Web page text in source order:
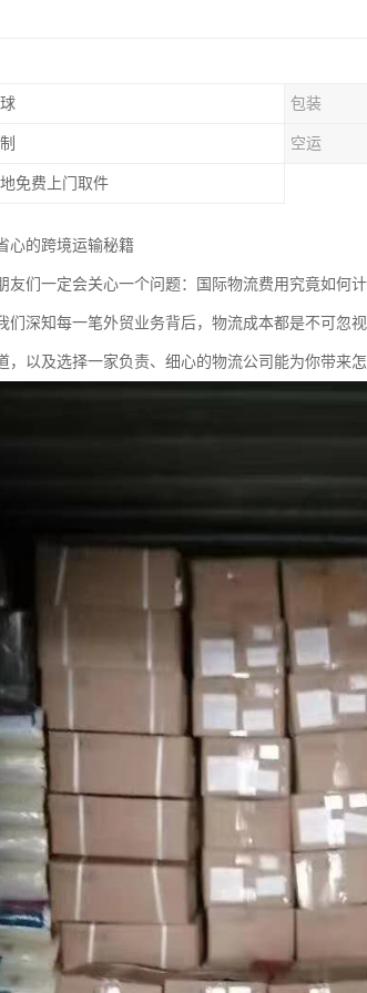
包装
空运
免费上门取件
心的跨境运输秘籍
友们一定会关心一个问题：国际物流费用究竟如何
们深知每一笔外贸业务背后，物流成本都是不可忽
，以及选择一家负责、细心的物流公司能为你带来怎